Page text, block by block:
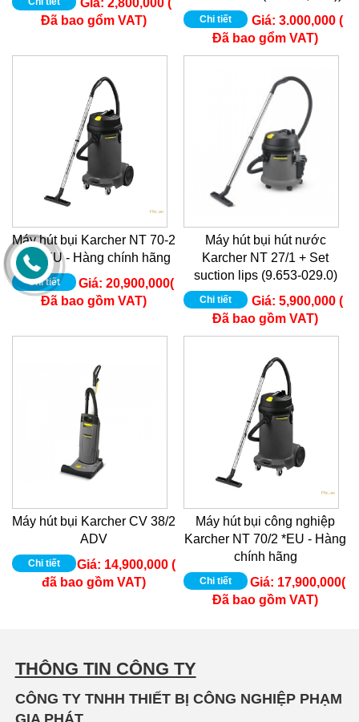
Giá: 2,800,000 (
Đã bao gổm VAT)
Chi tiết Giá: 3.000,000 (
Đã bao gổm VAT)
Máy hút bụi Karcher NT 70-2
ME *EU - Hàng chính hãng
Chi tiết Giá: 20,900,000(
Đã bao gồm VAT)
Máy hút bụi hút nước
Karcher NT 27/1 + Set
suction lips (9.653-029.0)
Chi tiết Giá: 5,900,000 (
Đã bao gồm VAT)
Máy hút bụi Karcher CV 38/2
ADV
Chi tiết Giá: 14,900,000 (
đã bao gồm VAT)
Máy hút bụi công nghiệp
Karcher NT 70/2 *EU - Hàng
chính hãng
Chi tiết Giá: 17,900,000(
Đã bao gồm VAT)
THÔNG TIN CÔNG TY
CÔNG TY TNHH THIẾT BỊ CÔNG NGHIỆP PHẠM
GIA PHÁT